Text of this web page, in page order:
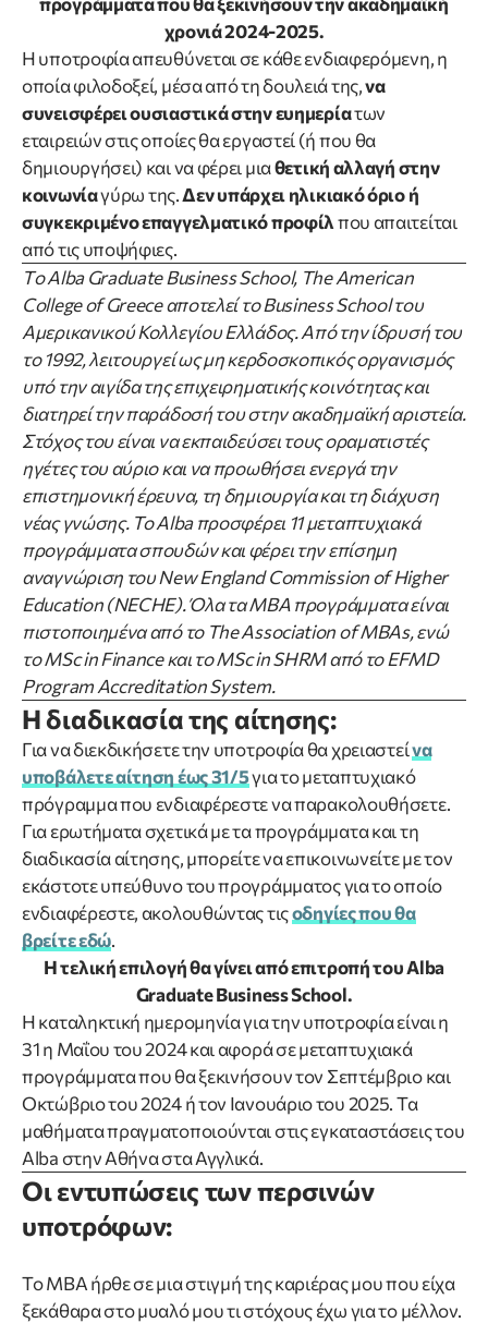
χρονιά 2024-2025.
Η υποτροφία απευθύνεται σε κάθε ενδιαφερόμενη, η
οποία φιλοδοξεί, μέσα από τη δουλειά της,να
συνεισφέρει ουσιαστικά στην ευημερίατων
εταιρειών στις οποίες θα εργαστεί (ή που θα
δημιουργήσει) και να φέρει μιαθετική αλλαγή στην
κοινωνίαγύρω της.Δεν υπάρχει ηλικιακό όριοή
συγκεκριμένο επαγγελματικό προφίλπου απαιτείται
από τις υποψήφιες.
Tο Alba Graduate Business School, The American
College of Greece αποτελεί το Business School του
Αμερικανικού Κολλεγίου Ελλάδος. Από την ίδρυσή του
το 1992, λειτουργεί ως μη κερδοσκοπικός οργανισμός
υπό την αιγίδα της επιχειρηματικής κοινότητας και
διατηρεί την παράδοσή του στην ακαδημαϊκή αριστεία.
Στόχος του είναι να εκπαιδεύσει τους οραματιστές
ηγέτες του αύριο και να προωθήσει ενεργά την
επιστημονική έρευνα, τη δημιουργία και τη διάχυση
νέας γνώσης. Το Alba προσφέρει 11 μεταπτυχιακά
προγράμματα σπουδών και φέρει την επίσημη
αναγνώριση του New England Commission of Higher
Education (NECHE). Όλα τα ΜΒΑ προγράμματα είναι
πιστοποιημένα από το The Association of MBAs, ενώ
το MSc in Finance και το MSc in SHRM από το EFMD
Program Accreditation System.
Η διαδικασία της αίτησης:
Για να διεκδικήσετε την υποτροφία θα χρειαστείvα
υποβάλετε αίτηση έως 31/5για το μεταπτυχιακό
πρόγραμμα που ενδιαφέρεστε να παρακολουθήσετε.
Για ερωτήματα σχετικά με τα προγράμματα και τη
διαδικασία αίτησης, μπορείτε να επικοινωνείτε με τον
εκάστοτε υπεύθυνο του προγράμματος για το οποίο
ενδιαφέρεστε, ακολουθώντας τιςοδηγίες που θα
βρείτε εδώ.
Η τελική επιλογή θα γίνει από επιτροπή του Alba
Graduate Business School.
Η καταληκτική ημερομηνία για την υποτροφία είναι η
31 η Μαΐου του 2024 και αφορά σε μεταπτυχιακά
προγράμματα που θα ξεκινήσουν τον Σεπτέμβριο και
Οκτώβριο του 2024 ή τον Ιανουάριο του 2025. Τα
μαθήματα πραγματοποιούνται στις εγκαταστάσεις του
Alba στην Αθήνα στα Αγγλικά.
Οι εντυπώσεις των περσινών
υποτρόφων:
Το MBA ήρθε σε μια στιγμή της καριέρας μου που είχα
ξεκάθαρα στο μυαλό μου τι στόχους έχω για το μέλλον.